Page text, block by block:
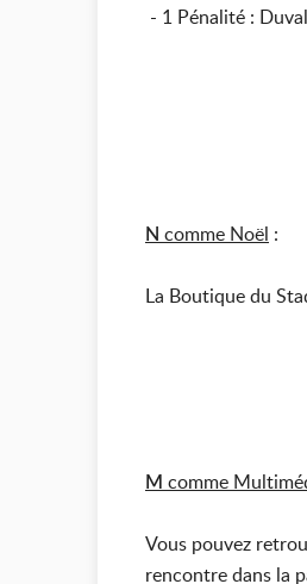
- 1 Pénalité :
N comme Noël :
La Boutique du
M comme
Vous pouvez
rencontre dans la